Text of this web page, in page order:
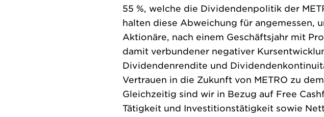
55 %, welche die Dividendenpolitik der
halten diese Abweichung für angemessen,
Aktionäre, nach einem Geschäftsjahr mit
damit verbundener negativer
Dividendenrendite und
Vertrauen in die Zukunft von METRO zu
Gleichzeitig sind wir in Bezug auf Free
Tätigkeit und Investitionstätigkeit sowie